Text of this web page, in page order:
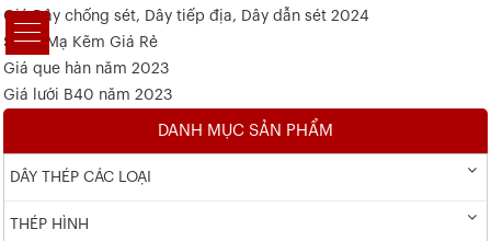
Giá Dây chống sét, Dây tiếp địa, Dây dẫn sét 2024
Sắt V Mạ Kẽm Giá Rẻ
Giá que hàn năm 2023
Giá lưới B40 năm 2023
DANH MỤC SẢN PHẨM
DÂY THÉP CÁC LOẠI
THÉP HÌNH